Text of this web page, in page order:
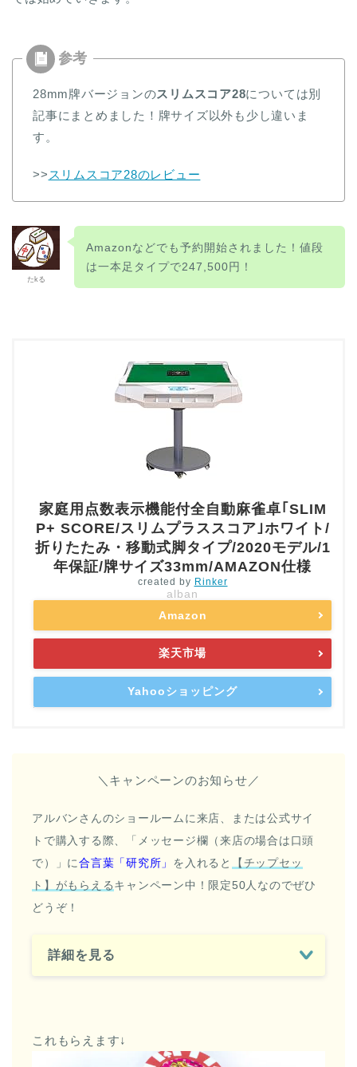
28mm牌バージョンのスリムスコア28については別
記事にまとめました！牌サイズ以外も少し違いま
す。
>> スリムスコア28のレビュー
たkる
Amazonなどでも予約開始されました！値段
は一本足タイプで247,500円！
家庭用点数表示機能付全自動麻雀卓｢SLIM
P+ SCORE/スリムプラススコア｣ホワイト/
折りたたみ・移動式脚タイプ/2020モデル/1
年保証/牌サイズ33mm/AMAZON仕様
created by Rinker
alban
Amazon
楽天市場
Yahooショッピング
＼キャンペーンのお知らせ／
アルバンさんのショールームに来店、または公式サイ
トで購入する際、「メッセージ欄（来店の場合は口頭
で）」に合言葉「研究所」 を入れると
【チップセッ
ト】がもらえるキャンペーン中！限定50人なのでぜひ
どうぞ！
詳細を見る
これもらえます↓